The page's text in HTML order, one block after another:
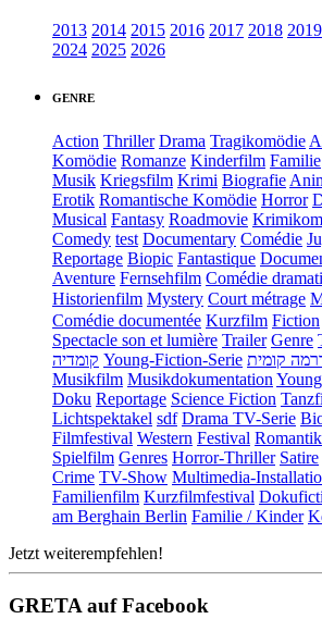
2013 2014 2015 2016 2017 2018 2019
2024 2025 2026
GENRE
Action Thriller Drama Tragikomödie
Komödie Romanze Kinderfilm Familie
Musik Kriegsfilm Krimi Biografie
Erotik Romantische Komödie Horror
Musical Fantasy Roadmovie
Comedy test Documentary Comédie
Reportage Biopic Fantastique
Aventure Fernsehfilm Comédie
Historienfilm Mystery Court métrage
Comédie documentée Kurzfilm Fiction
Spectacle son et lumière Trailer Genre
קומדיה Young-Fiction-Serie קומית
Musikfilm Musikdokumentation
Doku Reportage Science Fiction
Lichtspektakel sdf Drama TV-Serie
Filmfestival Western Festival Romantik
Spielfilm Genres Horror-Thriller Satire
Crime TV-Show Multimedia-
Familienfilm Kurzfilmfestival
am Berghain Berlin Familie / Kinder
Jetzt weiterempfehlen!
GRETA auf Facebook